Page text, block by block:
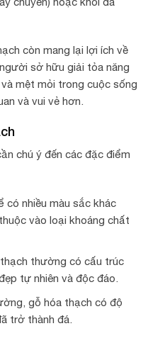
còn mang lại lợi ích về
sở hữu giải tỏa năng
mệt mỏi trong cuộc sống
và vui vẻ hơn.
chú ý đến các đặc điểm
có nhiều màu sắc khác
vào loại khoáng chất
thường có cấu trúc
tự nhiên và độc đáo.
gỗ hóa thạch có độ
trở thành đá.